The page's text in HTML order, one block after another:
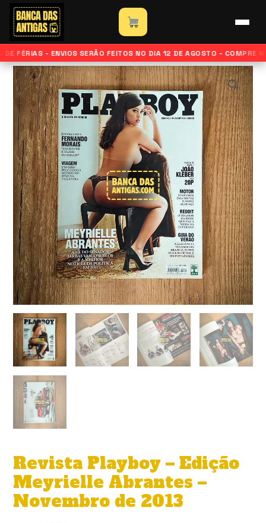
para
conteúdo
FÉRIAS - ENVIOS SERÃO FEITOS NO DIA 12 DE AGOSTO - COMPRE
Início»Loja
Revista Playboy – Edição Meyrielle Abrantes
– Novembro de 2013
Revista Playboy – Edição
Meyrielle Abrantes –
Novembro de 2013